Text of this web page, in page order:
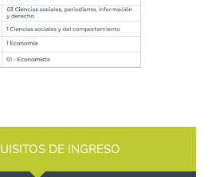
DE INGRESO